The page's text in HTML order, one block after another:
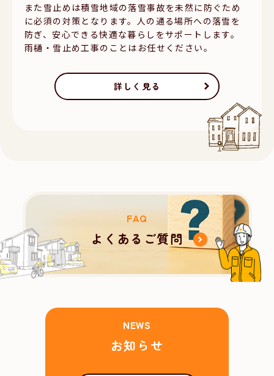
また雪止めは積雪地域の落雪事故を未然に防ぐため
に必須の対策となります。人の通る場所への落雪を
防ぎ、安心できる快適な暮らしをサポートします。
雨樋・雪止め工事のことはお任せください。
詳しく見る
FAQ
よくあるご質問
NEWS
お知らせ